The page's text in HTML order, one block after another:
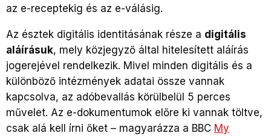
az e-receptekig és az e-válásig.
Az észtek digitális identitásának része a digitális
aláírásuk, mely közjegyző által hitelesített aláírás
jogerejével rendelkezik. Mivel minden digitális és a
különböző intézmények adatai össze vannak
kapcsolva, az adóbevallás körülbelül 5 perces
művelet. Az e-dokumentumok előre ki vannak töltve,
csak alá kell írni őket – magyarázza a BBC My